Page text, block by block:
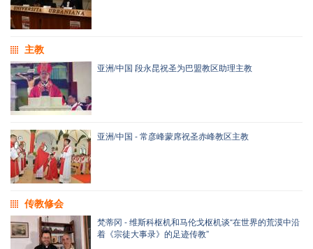
主教
亚洲/中国 段永昆祝圣为巴盟教区助理主教
亚洲/中国 - 常彦峰蒙席祝圣赤峰教区主教
传教修会
梵蒂冈 - 维斯科枢机和马伦戈枢机谈“在世界的荒漠中沿
着《宗徒大事录》的足迹传教”